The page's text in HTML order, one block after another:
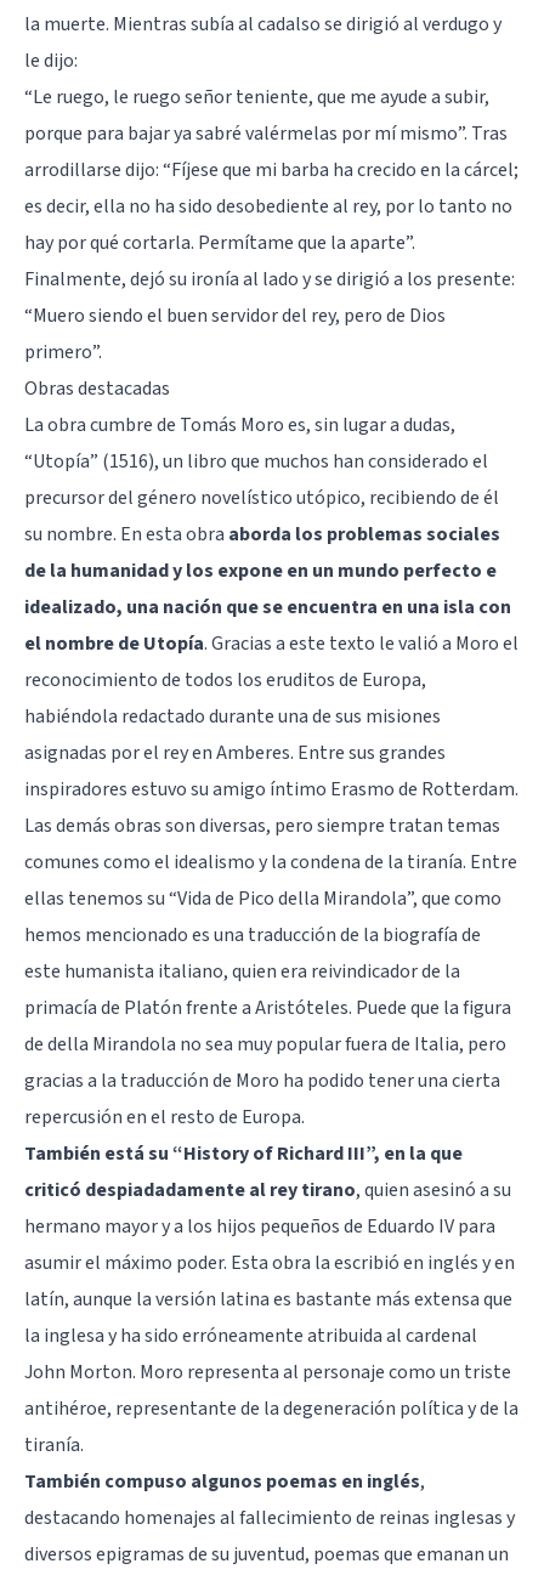
la muerte. Mientras subía al cadalso se dirigió al verdugo y
le dijo:
“Le ruego, le ruego señor teniente, que me ayude a subir,
porque para bajar ya sabré valérmelas por mí mismo”. Tras
arrodillarse dijo: “Fíjese que mi barba ha crecido en la cárcel;
es decir, ella no ha sido desobediente al rey, por lo tanto no
hay por qué cortarla. Permítame que la aparte”.
Finalmente, dejó su ironía al lado y se dirigió a los presente:
“Muero siendo el buen servidor del rey, pero de Dios
primero”.
Obras destacadas
La obra cumbre de Tomás Moro es, sin lugar a dudas,
“Utopía” (1516), un libro que muchos han considerado el
precursor del género novelístico utópico, recibiendo de él
su nombre. En esta obra aborda los problemas sociales
de la humanidad y los expone en un mundo perfecto e
idealizado, una nación que se encuentra en una isla con
el nombre de Utopía. Gracias a este texto le valió a Moro el
reconocimiento de todos los eruditos de Europa,
habiéndola redactado durante una de sus misiones
asignadas por el rey en Amberes. Entre sus grandes
inspiradores estuvo su amigo íntimo Erasmo de Rotterdam.
Las demás obras son diversas, pero siempre tratan temas
comunes como el idealismo y la condena de la tiranía. Entre
ellas tenemos su “Vida de Pico della Mirandola”, que como
hemos mencionado es una traducción de la biografía de
este humanista italiano, quien era reivindicador de la
primacía de Platón frente a Aristóteles. Puede que la figura
de della Mirandola no sea muy popular fuera de Italia, pero
gracias a la traducción de Moro ha podido tener una cierta
repercusión en el resto de Europa.
También está su “History of Richard III”, en la que
criticó despiadadamente al rey tirano, quien asesinó a su
hermano mayor y a los hijos pequeños de Eduardo IV para
asumir el máximo poder. Esta obra la escribió en inglés y en
latín, aunque la versión latina es bastante más extensa que
la inglesa y ha sido erróneamente atribuida al cardenal
John Morton. Moro representa al personaje como un triste
antihéroe, representante de la degeneración política y de la
tiranía.
También compuso algunos poemas en inglés,
destacando homenajes al fallecimiento de reinas inglesas y
diversos epigramas de su juventud, poemas que emanan un